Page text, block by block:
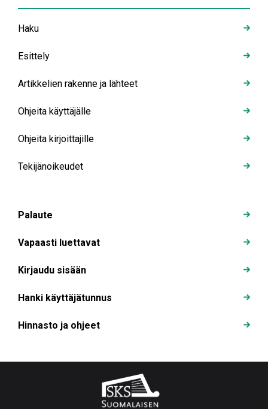
Haku
Esittely
Artikkelien rakenne ja lähteet
Ohjeita käyttäjälle
Ohjeita kirjoittajille
Tekijänoikeudet
Palaute
Vapaasti luettavat
Kirjaudu sisään
Hanki käyttäjätunnus
Hinnasto ja ohjeet